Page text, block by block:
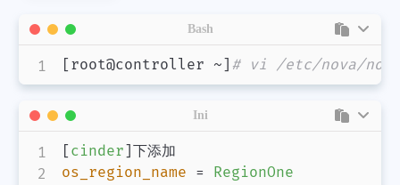
[ root@controller ~ ] # vi /etc/nova/
Bash
[ cinder ]
os_region_name = RegionOne
Ini